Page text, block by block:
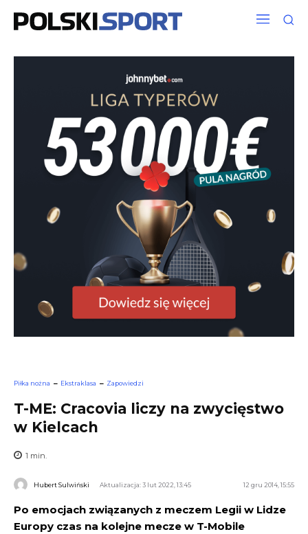
Piłka nożna Ekstraklasa Zapowiedzi
T-ME: Cracovia liczy na zwycięstwo
w Kielcach
1 min.
Hubert Sulwiński Aktualizacja: 3 lut 2022, 13:45 12 gru 2014, 15:55
Po emocjach związanych z meczem Legii w Lidze
Europy czas na kolejne mecze w T-Mobile